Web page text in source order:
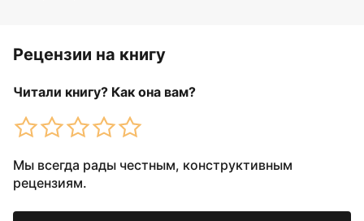
Рецензии на книгу
Читали книгу? Как она вам?
Мы всегда рады честным, конструктивным
рецензиям.